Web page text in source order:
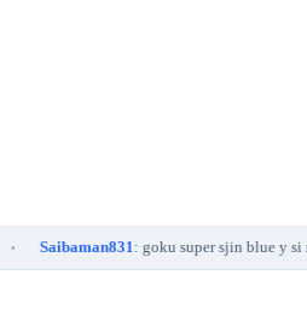
: goku super sjin blue y si mejor te